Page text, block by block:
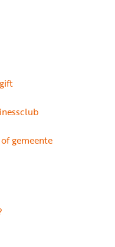
gemeente